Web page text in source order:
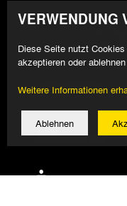
VERWENDUNG
Diese Seite nutzt
akzeptieren oder
Weitere Informationen
Ablehnen